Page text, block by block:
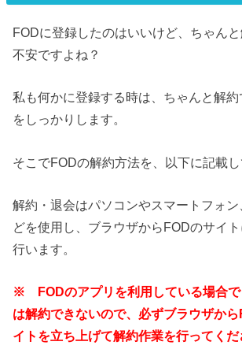
FODに登録したのはいいけど、ちゃん
不安ですよね？
私も何かに登録する時は、ちゃんと解
をしっかりします。
そこでFODの解約方法を、以下に記載し
解約・退会はパソコンやスマートフォ
どを使用し、ブラウザからFODのサイ
行います。
※ FODのアプリを利用している場合で
は解約できないので、必ずブラウザか
イトを立ち上げて解約作業を行ってくだ